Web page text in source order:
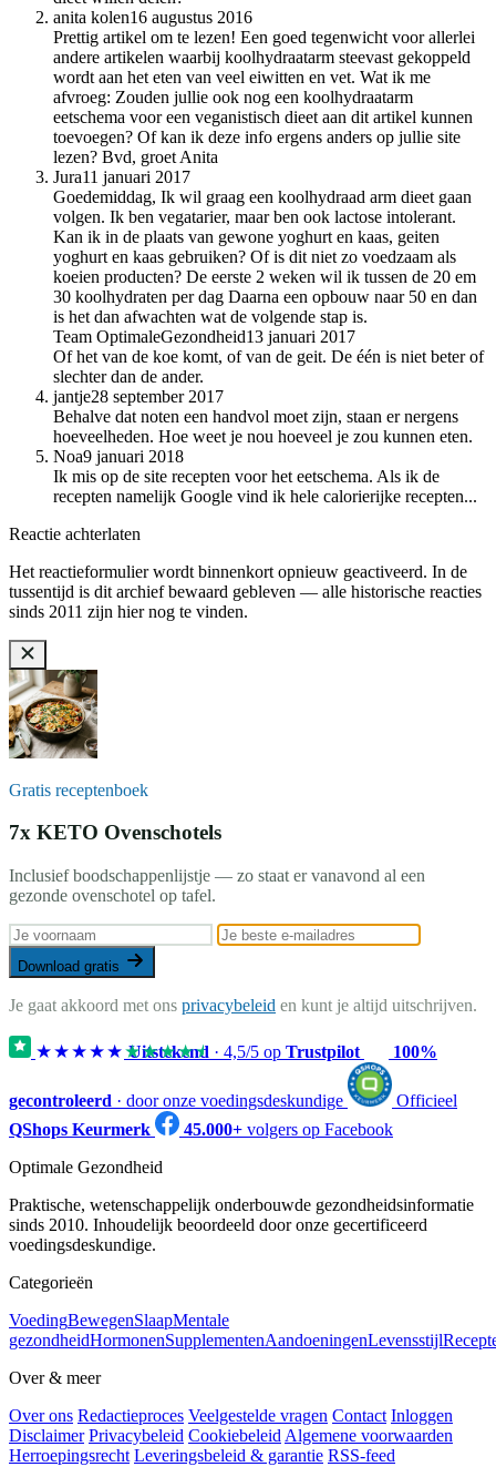
anita kolen16 augustus 2016
Prettig artikel om te lezen! Een goed tegenwicht voor allerlei
andere artikelen waarbij koolhydraatarm steevast gekoppeld
wordt aan het eten van veel eiwitten en vet. Wat ik me
afvroeg: Zouden jullie ook nog een koolhydraatarm
eetschema voor een veganistisch dieet aan dit artikel kunnen
toevoegen? Of kan ik deze info ergens anders op jullie site
lezen? Bvd, groet Anita
Jura11 januari 2017
Goedemiddag, Ik wil graag een koolhydraad arm dieet gaan
volgen. Ik ben vegatarier, maar ben ook lactose intolerant.
Kan ik in de plaats van gewone yoghurt en kaas, geiten
yoghurt en kaas gebruiken? Of is dit niet zo voedzaam als
koeien producten? De eerste 2 weken wil ik tussen de 20 em
30 koolhydraten per dag Daarna een opbouw naar 50 en dan
is het dan afwachten wat de volgende stap is.
Team OptimaleGezondheid13 januari 2017
Of het van de koe komt, of van de geit. De één is niet beter of
slechter dan de ander.
jantje28 september 2017
Behalve dat noten een handvol moet zijn, staan er nergens
hoeveelheden. Hoe weet je nou hoeveel je zou kunnen eten.
Noa9 januari 2018
Ik mis op de site recepten voor het eetschema. Als ik de
recepten namelijk Google vind ik hele calorierijke recepten...
Reactie achterlaten
Het reactieformulier wordt binnenkort opnieuw geactiveerd. In de
tussentijd is dit archief bewaard gebleven — alle historische reacties
sinds 2011 zijn hier nog te vinden.
Gratis receptenboek
7x KETO Ovenschotels
Inclusief boodschappenlijstje — zo staat er vanavond al een
gezonde ovenschotel op tafel.
Download gratis
Je gaat akkoord met ons privacybeleid en kunt je altijd uitschrijven.
★★★★★★★★★★
Uitstekend · 4,5/5 op Trustpilot 100%
gecontroleerd · door onze voedingsdeskundige
Officieel
QShops Keurmerk
45.000+ volgers op Facebook
Optimale Gezondheid
Praktische, wetenschappelijk onderbouwde gezondheidsinformatie
sinds 2010. Inhoudelijk beoordeeld door onze gecertificeerd
voedingsdeskundige.
Categorieën
VoedingBewegenSlaapMentale
gezondheidHormonenSupplementenAandoeningenLevensstijl
Over & meer
Over ons Redactieproces Veelgestelde vragen Contact Inloggen
Disclaimer Privacybeleid Cookiebeleid Algemene voorwaarden
Herroepingsrecht Leveringsbeleid & garantie RSS-feed